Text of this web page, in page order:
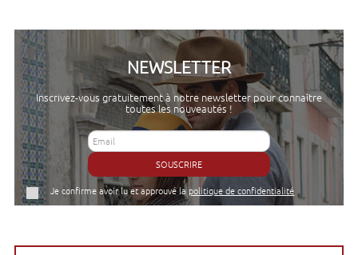
NEWSLETTER
Inscrivez-vous gratuitement à notre newsletter pour connaître
toutes les nouveautés !
SOUSCRIRE
Je confirme avoir lu et approuvé lapolitique de confidentialité